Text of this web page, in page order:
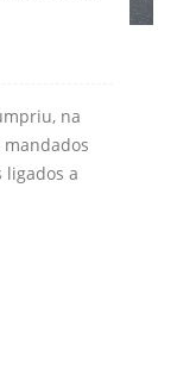
na
ligados a